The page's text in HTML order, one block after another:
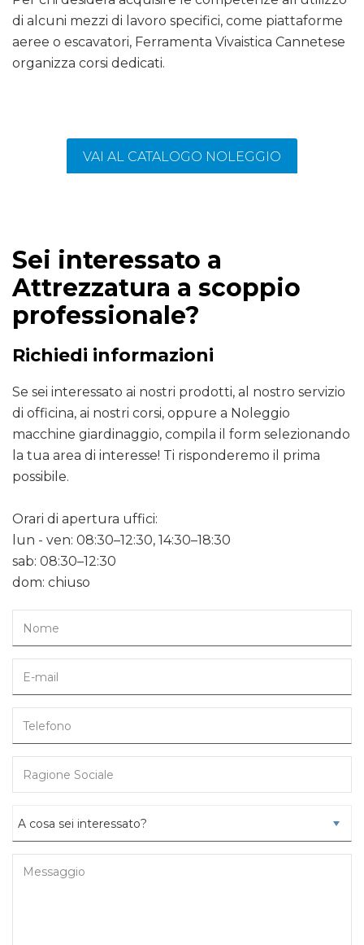
di alcuni mezzi di lavoro specifici, come piattaforme
aeree o escavatori, Ferramenta Vivaistica Cannetese
organizza corsi dedicati.
VAI AL CATALOGO NOLEGGIO
Sei interessato a
Attrezzatura a scoppio
professionale?
Richiedi informazioni
Se sei interessato ai nostri prodotti, al nostro servizio
di officina, ai nostri corsi, oppure a Noleggio
macchine giardinaggio, compila il form selezionando
la tua area di interesse! Ti risponderemo il prima
possibile.
Orari di apertura uffici:
lun - ven: 08:30–12:30, 14:30–18:30
sab: 08:30–12:30
dom: chiuso